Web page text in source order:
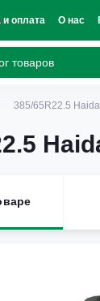
и оплата О нас
товаров
385/65R22.5